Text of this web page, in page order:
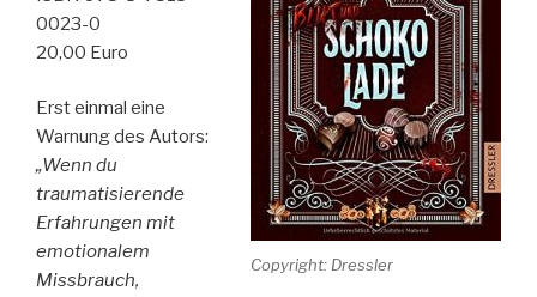
Copyright: Dressler
0023-0
20,00 Euro
Erst einmal eine
Warnung des Autors:
„Wenn du
traumatisierende
Erfahrungen mit
emotionalem
Missbrauch,